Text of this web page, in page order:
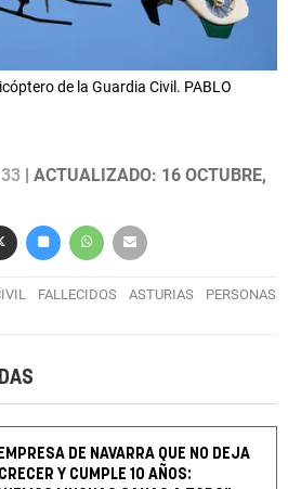
de la Guardia Civil. PABLO
| ACTUALIZADO: 16 OCTUBRE,
FALLECIDOS ASTURIAS
PERSONAS
DE NAVARRA QUE NO DEJA
Y CUMPLE 10 AÑOS: